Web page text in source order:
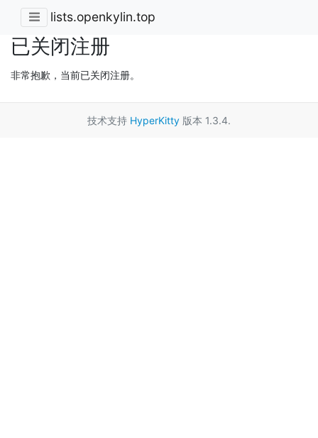
lists.openkylin.top
已关闭注册
非常抱歉，当前已关闭注册。
技术支持 HyperKitty 版本 1.3.4.